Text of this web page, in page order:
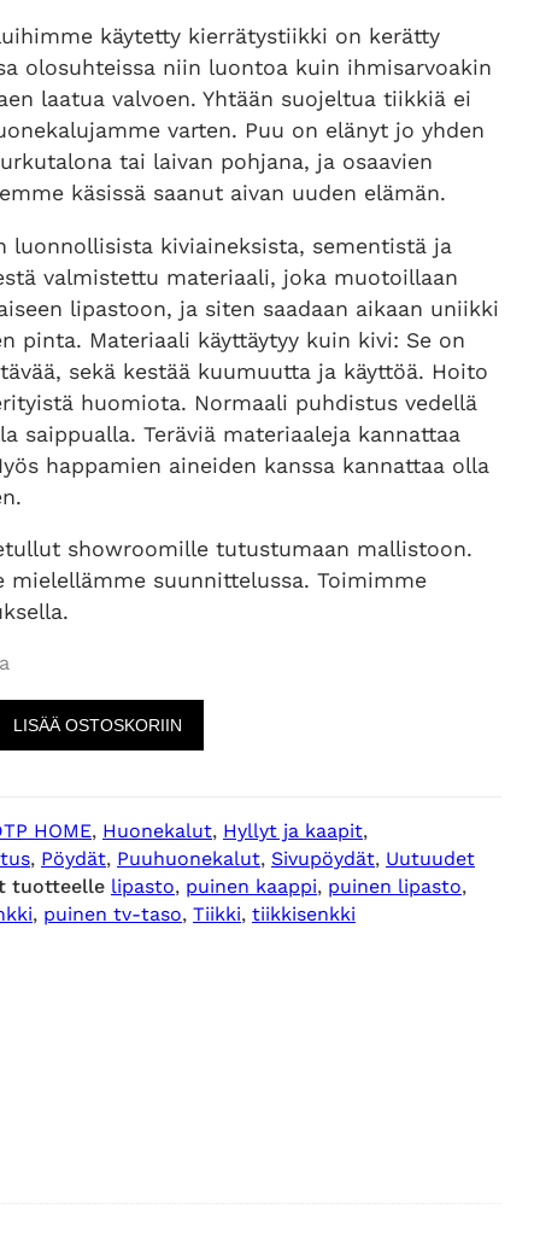
käytetty kierrätystiikki on kerätty
olosuhteissa niin luontoa kuin ihmisarvoakin
laatua valvoen. Yhtään suojeltua tiikkiä ei
varten. Puu on elänyt jo yhden
tai laivan pohjana, ja osaavien
käsissä saanut aivan uuden elämän.
luonnollisista kiviaineksista, sementistä ja
valmistettu materiaali, joka muotoillaan
lipastoon, ja siten saadaan aikaan uniikki
pinta. Materiaali käyttäytyy kuin kivi: Se on
sekä kestää kuumuutta ja käyttöä. Hoito
huomiota. Normaali puhdistus vedellä
saippualla. Teräviä materiaaleja kannattaa
happamien aineiden kanssa kannattaa olla
showroomille tutustumaan mallistoon.
mielellämme suunnittelussa. Toimimme
LISÄÄ OSTOSKORIIN
HOME, Huonekalut, Hyllyt ja kaapit
, Pöydät, Puuhuonekalut, Sivupöydät, Uutuudet
tuotteelle lipasto, puinen kaappi, puinen lipasto
, puinen tv-taso, Tiikki, tiikkisenkki